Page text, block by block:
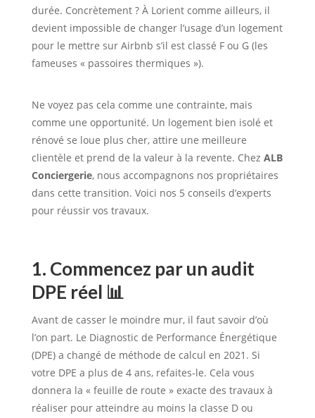
durée. Concrètement ? À Lorient comme ailleurs, il
devient impossible de changer l’usage d’un logement
pour le mettre sur Airbnb s’il est classé F ou G (les
fameuses « passoires thermiques »).
Ne voyez pas cela comme une contrainte, mais
comme une opportunité. Un logement bien isolé et
rénové se loue plus cher, attire une meilleure
clientèle et prend de la valeur à la revente. Chez ALB
Conciergerie, nous accompagnons nos propriétaires
dans cette transition. Voici nos 5 conseils d’experts
pour réussir vos travaux.
1. Commencez par un audit
DPE réel 📊
Avant de casser le moindre mur, il faut savoir d’où
l’on part. Le Diagnostic de Performance Énergétique
(DPE) a changé de méthode de calcul en 2021. Si
votre DPE a plus de 4 ans, refaites-le. Cela vous
donnera la « feuille de route » exacte des travaux à
réaliser pour atteindre au moins la classe D ou